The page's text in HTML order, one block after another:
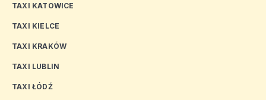
TAXI KATOWICE
TAXI KIELCE
TAXI KRAKÓW
TAXI LUBLIN
TAXI ŁÓDŹ